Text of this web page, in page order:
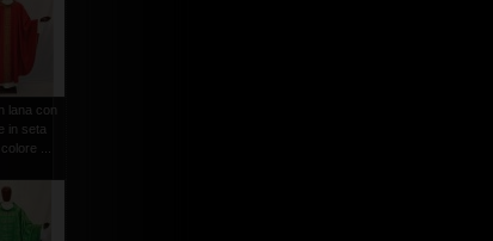
lana con
in seta
...